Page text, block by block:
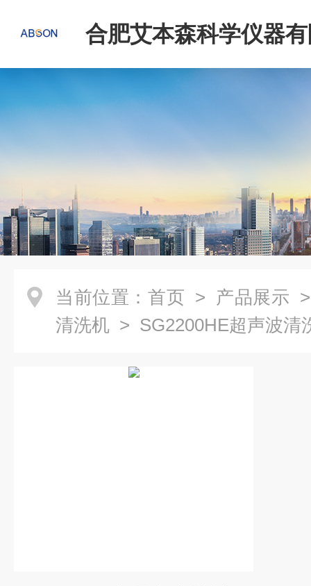
合肥艾本森科学仪器
当前位置： 首页 > 产品展示
清洗机 > SG2200HE超声波清